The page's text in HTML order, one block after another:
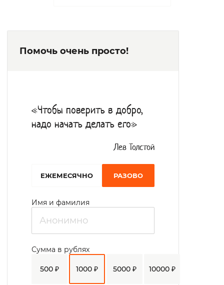
комнатах установлены телевизоры.
лежачими постояльцами осуществляется
круглосуточное наблюдение. Подопечным
оказывается помощь в приеме пищи,
выполнении гигиенических процедур,
выполняются медицинские манипуляции.
функционирует парикмахерская,
Помочь очень просто!
«Чтобы поверить в добро,
надо начать делать его»
Лев Толстой
EЖЕМЕСЯЧНО РАЗОВО
Имя и фамилия
500 ₽ 1000 ₽ 5000 ₽ 10000 ₽
Сумма в рублях